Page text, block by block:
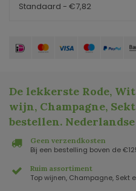
Standaard - €7,82
De lekkerste Rode,
wijn, Champagne,
bestellen.
Geen verzendkosten
Bij een bestelling boven de
Ruim assortiment
Top wijnen, Champagne, Sekt